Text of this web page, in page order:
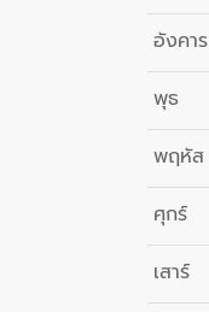
อังคาร
พุธ
พฤหัส
ศุกร์
เสาร์